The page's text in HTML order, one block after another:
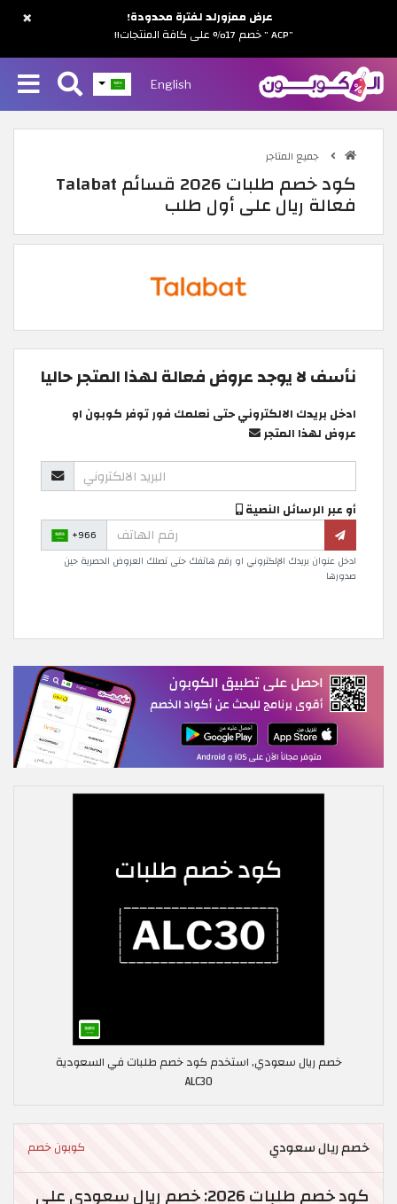
English
جميع المتاجر
كود خصم طلبات 2026 قسائم Talabat
فعالة ريال على أول طلب
نأسف لا يوجد عروض فعالة لهذا المتجر حاليا
ادخل بريدك الالكتروني حتى نعلمك فور توفر كوبون او
عروض لهذا المتجر
أو عبر الرسائل النصية
+966
ادخل عنوان بريدك الإلكتروني او رقم هاتفك حتى تصلك العروض الحصرية حين
صدورها
خصم ريال سعودي, استخدم كود خصم طلبات في السعودية
ALC30
خصم ريال سعودي كوبون خصم
كود خصم طلبات 2026: خصم ريال سعودي على
×
عرض ممزورلد لفترة محدودة!
"ACP " خصم 17% على كافة المنتجات!!